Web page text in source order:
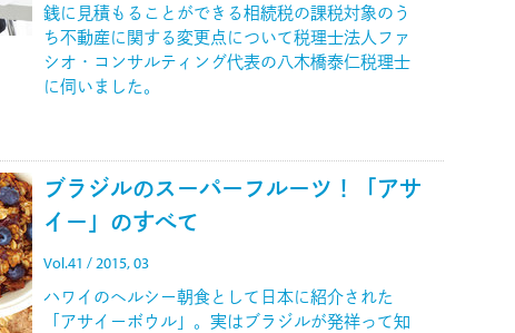
銭に見積もることができる相続税の課税対象のう
ち不動産に関する変更点について税理士法人ファ
シオ・コンサルティング代表の八木橋泰仁税理士
に伺いました。
ブラジルのスーパーフルーツ！「アサ
イー」のすべて
Vol.41 / 2015, 03
ハワイのヘルシー朝食として日本に紹介された
「アサイーボウル」。実はブラジルが発祥って知